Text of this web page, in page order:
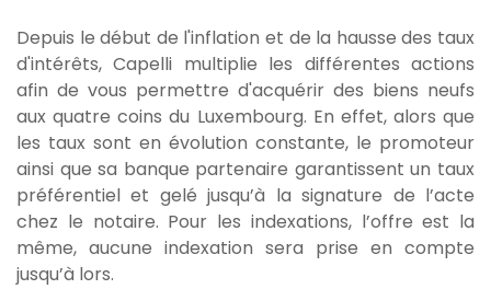
Depuis le début de l'inflation et de la hausse des taux
d'intérêts,Capelli multiplie les différentes actions
afin de vous permettre d'acquérir des biens neufs
aux quatre coins du Luxembourg. En effet, alors que
les taux sont en évolution constante, le promoteur
ainsi que sa banque partenaire garantissent un taux
préférentiel et gelé jusqu’à la signature de l’acte
chez le notaire. Pour les indexations, l’offre est la
même, aucune indexation sera prise en compte
jusqu’à lors.